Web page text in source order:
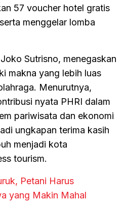
57 voucher hotel gratis
menggelar lomba
Sutrisno, menegaskan
makna yang lebih luas
Menurutnya,
nyata PHRI dalam
pariwisata dan ekonomi
ungkapan terima kasih
menjadi kota
tourism.
Petani Harus
yang Makin Mahal